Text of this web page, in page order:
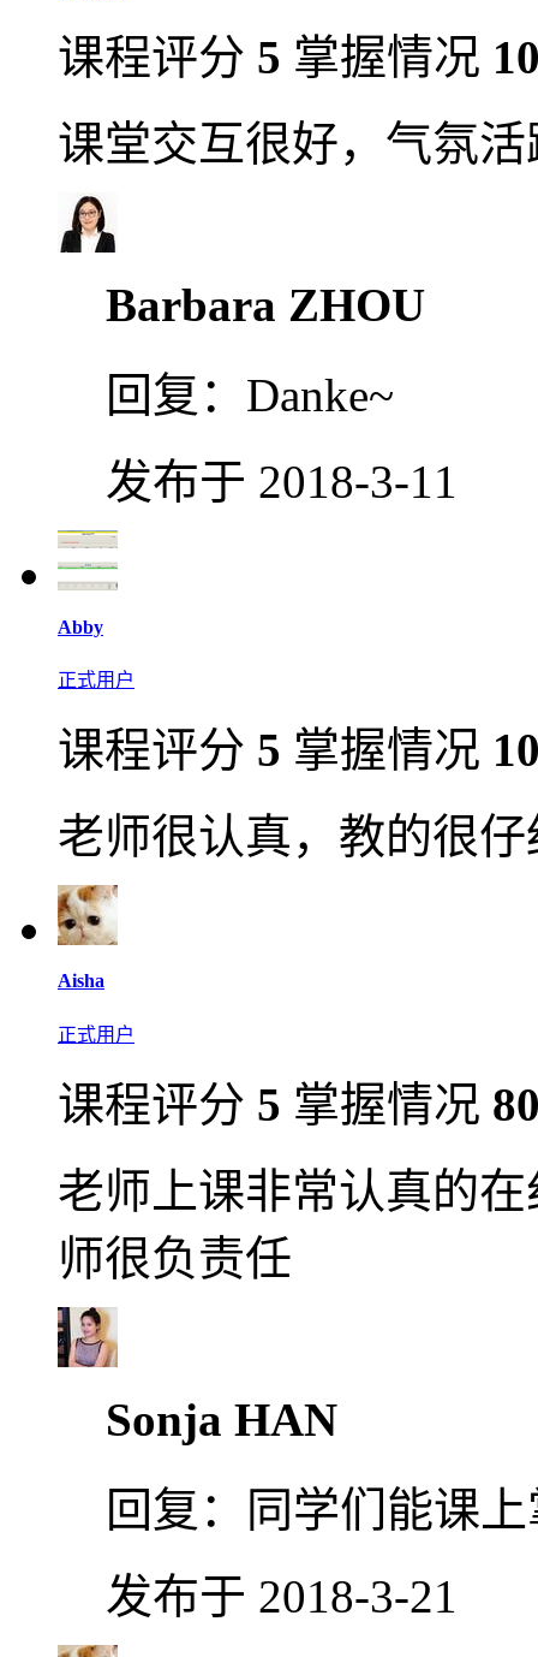
课程评分 5 掌握情况
课堂交互很好，气氛
Barbara ZHOU
回复： Danke~
发布于 2018-3-11
Abby
正式用户
课程评分 5 掌握情况
老师很认真，教的很
Aisha
正式用户
课程评分 5 掌握情况
老师上课非常认真的
师很负责任
Sonja HAN
回复：
同学们能课
发布于 2018-3-21